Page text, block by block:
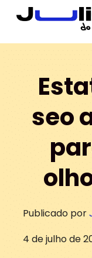
seo
Publicado por
4 de julho de